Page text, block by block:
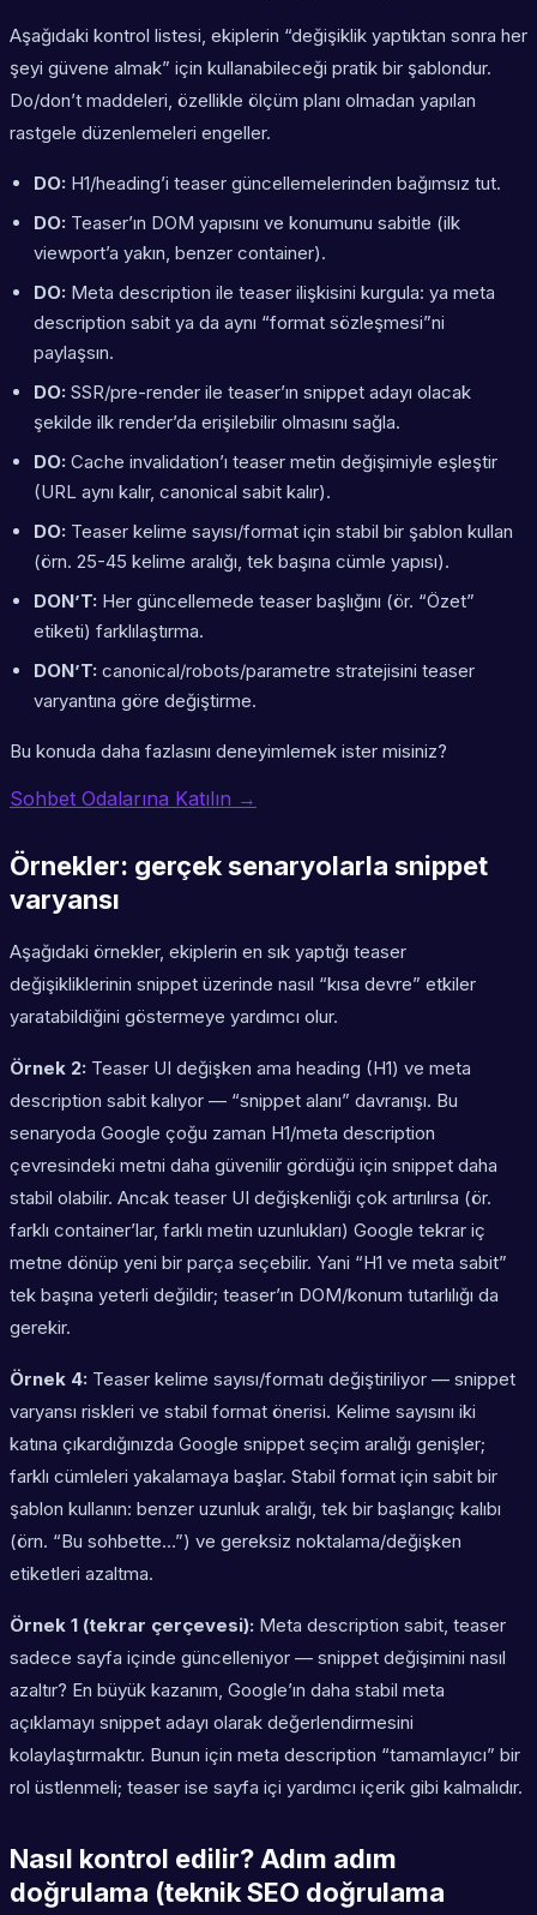
Aşağıdaki kontrol listesi, ekiplerin “değişiklik yaptıktan sonra her
şeyi güvene almak” için kullanabileceği pratik bir şablondur.
Do/don’t maddeleri, özellikle ölçüm planı olmadan yapılan
rastgele düzenlemeleri engeller.
DO: H1/heading’i teaser güncellemelerinden bağımsız tut.
DO: Teaser’ın DOM yapısını ve konumunu sabitle (ilk
viewport’a yakın, benzer container).
DO: Meta description ile teaser ilişkisini kurgula: ya meta
description sabit ya da aynı “format sözleşmesi”ni
paylaşsın.
DO: SSR/pre-render ile teaser’ın snippet adayı olacak
şekilde ilk render’da erişilebilir olmasını sağla.
DO: Cache invalidation’ı teaser metin değişimiyle eşleştir
(URL aynı kalır, canonical sabit kalır).
DO: Teaser kelime sayısı/format için stabil bir şablon kullan
(örn. 25-45 kelime aralığı, tek başına cümle yapısı).
DON’T: Her güncellemede teaser başlığını (ör. “Özet”
etiketi) farklılaştırma.
DON’T: canonical/robots/parametre stratejisini teaser
varyantına göre değiştirme.
Bu konuda daha fazlasını deneyimlemek ister misiniz?
Sohbet Odalarına Katılın →
Örnekler: gerçek senaryolarla snippet
varyansı
Aşağıdaki örnekler, ekiplerin en sık yaptığı teaser
değişikliklerinin snippet üzerinde nasıl “kısa devre” etkiler
yaratabildiğini göstermeye yardımcı olur.
Örnek 2: Teaser UI değişken ama heading (H1) ve meta
description sabit kalıyor — “snippet alanı” davranışı. Bu
senaryoda Google çoğu zaman H1/meta description
çevresindeki metni daha güvenilir gördüğü için snippet daha
stabil olabilir. Ancak teaser UI değişkenliği çok artırılırsa (ör.
farklı container’lar, farklı metin uzunlukları) Google tekrar iç
metne dönüp yeni bir parça seçebilir. Yani “H1 ve meta sabit”
tek başına yeterli değildir; teaser’ın DOM/konum tutarlılığı da
gerekir.
Örnek 4: Teaser kelime sayısı/formatı değiştiriliyor — snippet
varyansı riskleri ve stabil format önerisi. Kelime sayısını iki
katına çıkardığınızda Google snippet seçim aralığı genişler;
farklı cümleleri yakalamaya başlar. Stabil format için sabit bir
şablon kullanın: benzer uzunluk aralığı, tek bir başlangıç kalıbı
(örn. “Bu sohbette…”) ve gereksiz noktalama/değişken
etiketleri azaltma.
Örnek 1 (tekrar çerçevesi): Meta description sabit, teaser
sadece sayfa içinde güncelleniyor — snippet değişimini nasıl
azaltır? En büyük kazanım, Google’ın daha stabil meta
açıklamayı snippet adayı olarak değerlendirmesini
kolaylaştırmaktır. Bunun için meta description “tamamlayıcı” bir
rol üstlenmeli; teaser ise sayfa içi yardımcı içerik gibi kalmalıdır.
Nasıl kontrol edilir? Adım adım
doğrulama (teknik SEO doğrulama